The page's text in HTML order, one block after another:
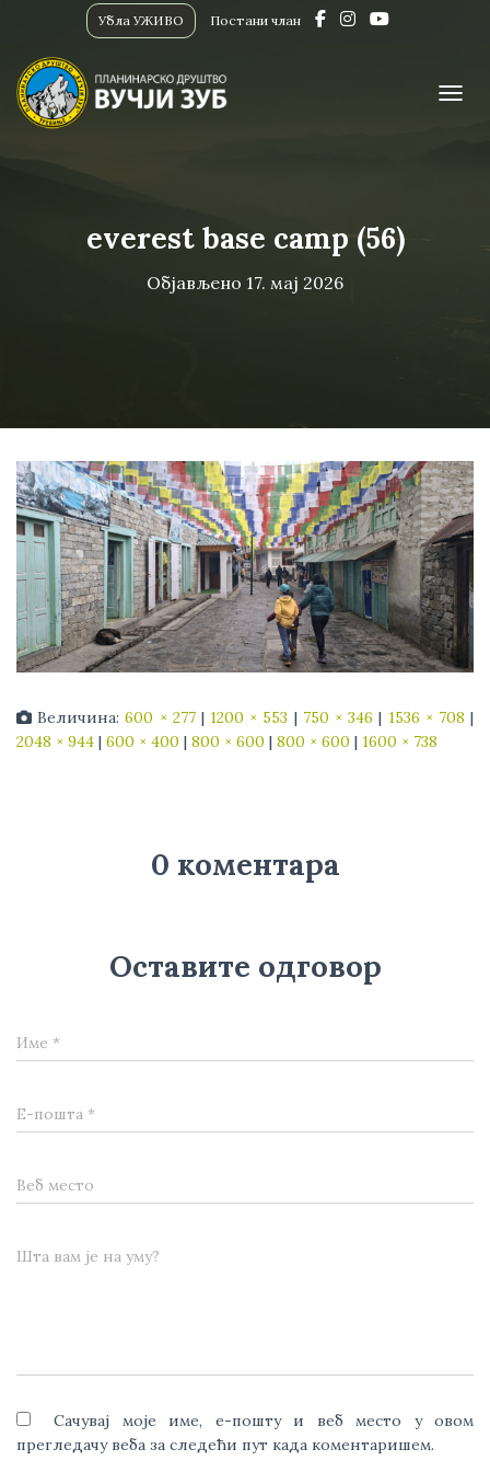
Убла УЖИВО Постани члан
everest base camp (56)
Објављено 17. мај 2026
Величина:600 × 277 | 1200 × 553 | 750 × 346 | 1536 × 708 |
2048 × 944 | 600 × 400 | 800 × 600 | 800 × 600 | 1600 × 738
0 коментара
Оставите одговор
Име *
Е-пошта *
Веб место
Шта вам је на уму?
Сачувај моје име, е-пошту и веб место у овом
прегледачу веба за следећи пут када коментаришем.